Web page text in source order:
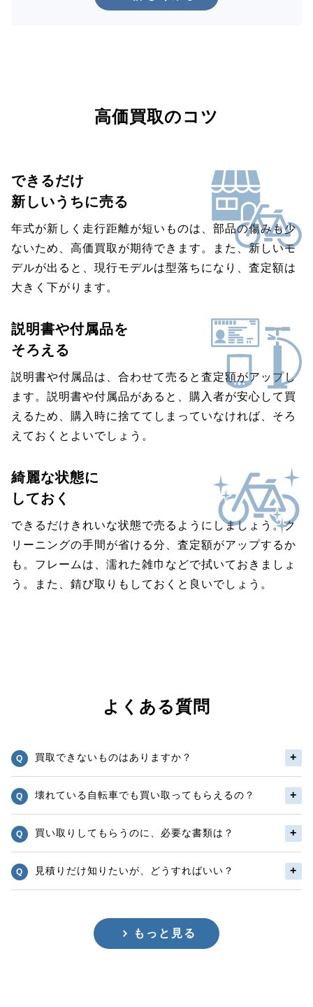
高価買取のコツ
できるだけ
新しいうちに売る
年式が新しく走行距離が短いものは、部品の傷みも少
ないため、高価買取が期待できます。また、新しいモ
デルが出ると、現行モデルは型落ちになり、査定額は
大きく下がります。
説明書や付属品を
そろえる
説明書や付属品は、合わせて売ると査定額がアップし
ます。説明書や付属品があると、購入者が安心して買
えるため、購入時に捨ててしまっていなければ、そろ
えておくとよいでしょう。
綺麗な状態に
しておく
できるだけきれいな状態で売るようにしましょう。ク
リーニングの手間が省ける分、査定額がアップするか
も。フレームは、濡れた雑巾などで拭いておきましょ
う。また、錆び取りもしておくと良いでしょう。
よくある質問
買取できないものはありますか？
壊れている自転車でも買い取ってもらえるの？
買い取りしてもらうのに、必要な書類は？
見積りだけ知りたいが、どうすればいい？
もっと見る